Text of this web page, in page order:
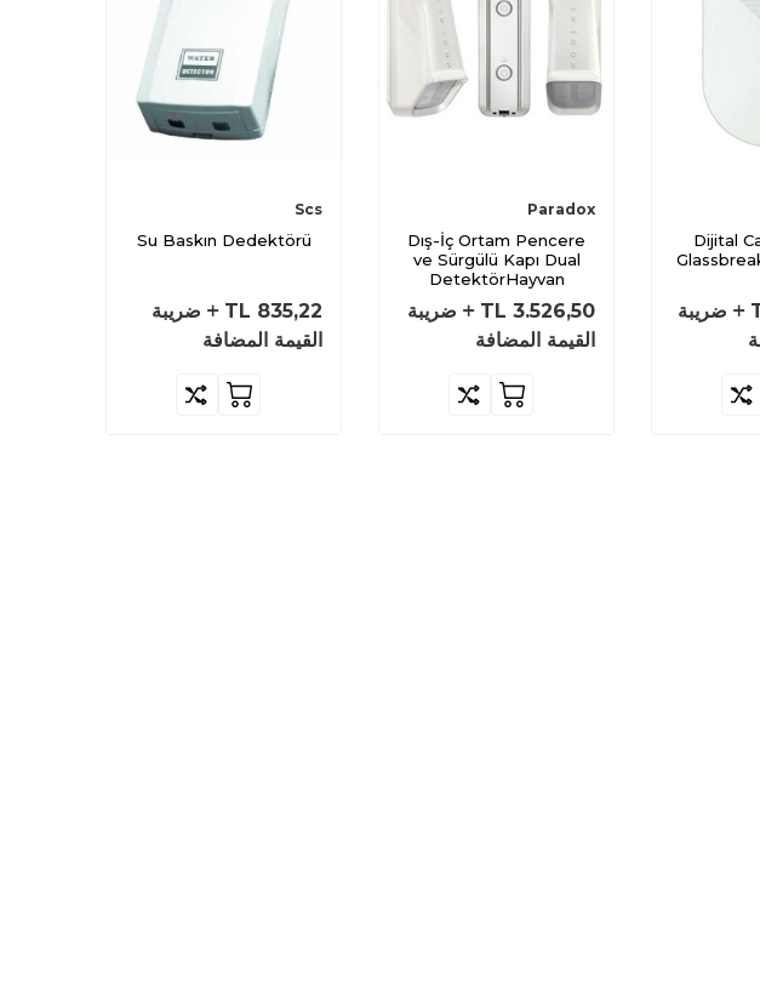
Dijital
ضريبة
Paradox
Dış-İç Ortam Pencere
ve Sürgülü Kapı Dual
DetektörHayvan
3.526,50
ضريبة
القيمة المضافة
Scs
Su Baskın Dedektörü
835,22
ضريبة
القيمة المضافة